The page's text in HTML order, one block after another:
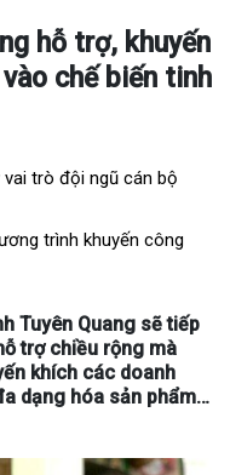
hỗ trợ, khuyến
chế biến tinh
trò đội ngũ cán bộ
trình khuyến công
Tuyên Quang sẽ tiếp
trợ chiều rộng mà
khích các doanh
dạng hóa sản phẩm…